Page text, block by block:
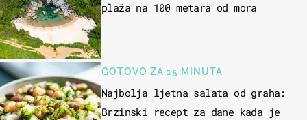
plaža na 100 metara od mora
GOTOVO ZA 15 MINUTA
Najbolja ljetna salata od graha:
Brzinski recept za dane kada je